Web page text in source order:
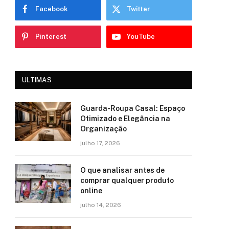
Facebook Twitter
Pinterest YouTube
ULTIMAS
Guarda-Roupa Casal: Espaço
Otimizado e Elegância na
Organização
julho 17, 2026
O que analisar antes de
comprar qualquer produto
online
julho 14, 2026